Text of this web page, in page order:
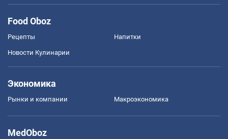
Food Oboz
Рецепты Напитки
Новости Кулинарии
Экономика
Рынки и компании Mакроэкономика
MedOboz